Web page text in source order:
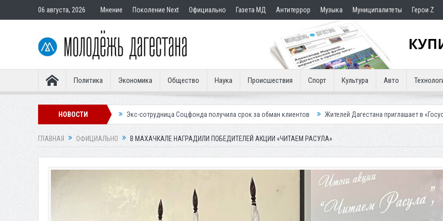
06 августа, 2026 Мнение Поколение Next Официально Газета МД Антитеррор Музыка Муниципалитеты Герои Z
Политика Экономика Общество Наука Происшествия Спорт Культура Авто
НОВОСТИ
покупателям Экс-сотрудница Соцфонда получила срок за обман клиентов Жителей Дагестана приглашает в «Госуслуги Дом»
ГЛАВНАЯ ОФИЦИАЛЬНО В МАХАЧКАЛЕ НАГРАДИЛИ ПОБЕДИТЕЛЕЙ АКЦИИ «ЧИТАЕМ РАСУЛА»